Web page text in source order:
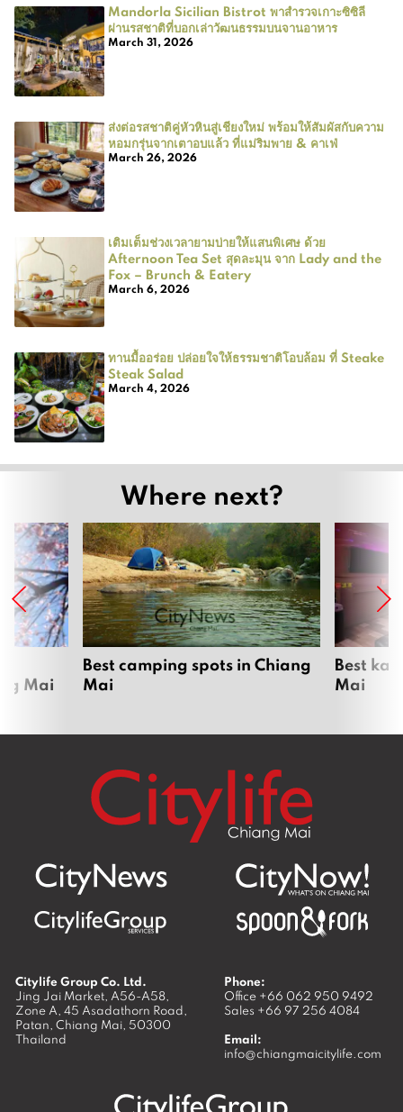
Mandorla Sicilian Bistrot พาสำรวจเกาะซิซิลี
ผ่านรสชาติที่บอกเล่าวัฒนธรรมบนจานอาหาร
March 31, 2026
ส่งต่อรสชาติคู่หัวหินสู่เชียงใหม่ พร้อมให้สัมผัสกับความ
หอมกรุ่นจากเตาอบแล้ว ที่แม่ริมพาย & คาเฟ่
March 26, 2026
เติมเต็มช่วงเวลายามบ่ายให้แสนพิเศษ ด้วย
Afternoon Tea Set สุดละมุน จาก Lady and the
Fox – Brunch & Eatery
March 6, 2026
ทานมื้ออร่อย ปล่อยใจให้ธรรมชาติโอบล้อม ที่ Steake
Steak Salad
March 4, 2026
Where next?
Mai
Best camping spots in Chiang
Mai
Best
Mai
Citylife Group Co. Ltd.
Jing Jai Market, A56-A58,
Zone A, 45 Asadathorn Road,
Patan, Chiang Mai, 50300
Thailand
Phone:
Office +66 062 950 9492
Sales +66 97 256 4084
Email:
info@chiangmaicitylife.com